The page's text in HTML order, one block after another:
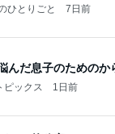
ひとりごと 7日前
んだ息子のためのか
ピックス 1日前